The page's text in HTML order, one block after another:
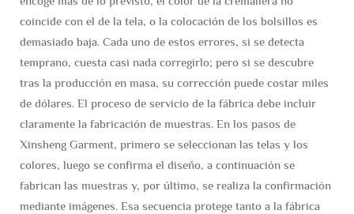
coincide con el de la tela, o la colocación de los bolsillos es
demasiado baja. Cada uno de estos errores, si se detecta
temprano, cuesta casi nada corregirlo; pero si se descubre
tras la producción en masa, su corrección puede costar miles
de dólares. El proceso de servicio de la fábrica debe incluir
claramente la fabricación de muestras. En los pasos de
Xinsheng Garment, primero se seleccionan las telas y los
colores, luego se confirma el diseño, a continuación se
fabrican las muestras y, por último, se realiza la confirmación
mediante imágenes. Esa secuencia protege tanto a la fábrica